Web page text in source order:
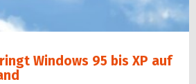
Windows 95 bis XP auf